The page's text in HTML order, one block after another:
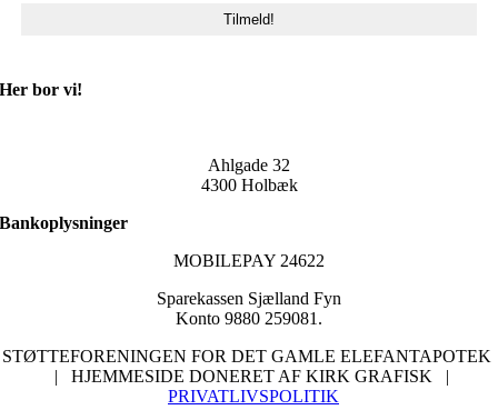
Her bor vi!
Ahlgade 32
4300 Holbæk
Bankoplysninger
MOBILEPAY 24622
Sparekassen Sjælland Fyn
Konto 9880 259081.
STØTTEFORENINGEN FOR DET GAMLE ELEFANTAPOTEK
| HJEMMESIDE DONERET AF KIRK GRAFISK |
PRIVATLIVSPOLITIK